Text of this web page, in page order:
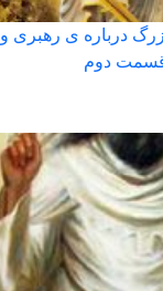
درباره ی رهبری و
قسمت دوم